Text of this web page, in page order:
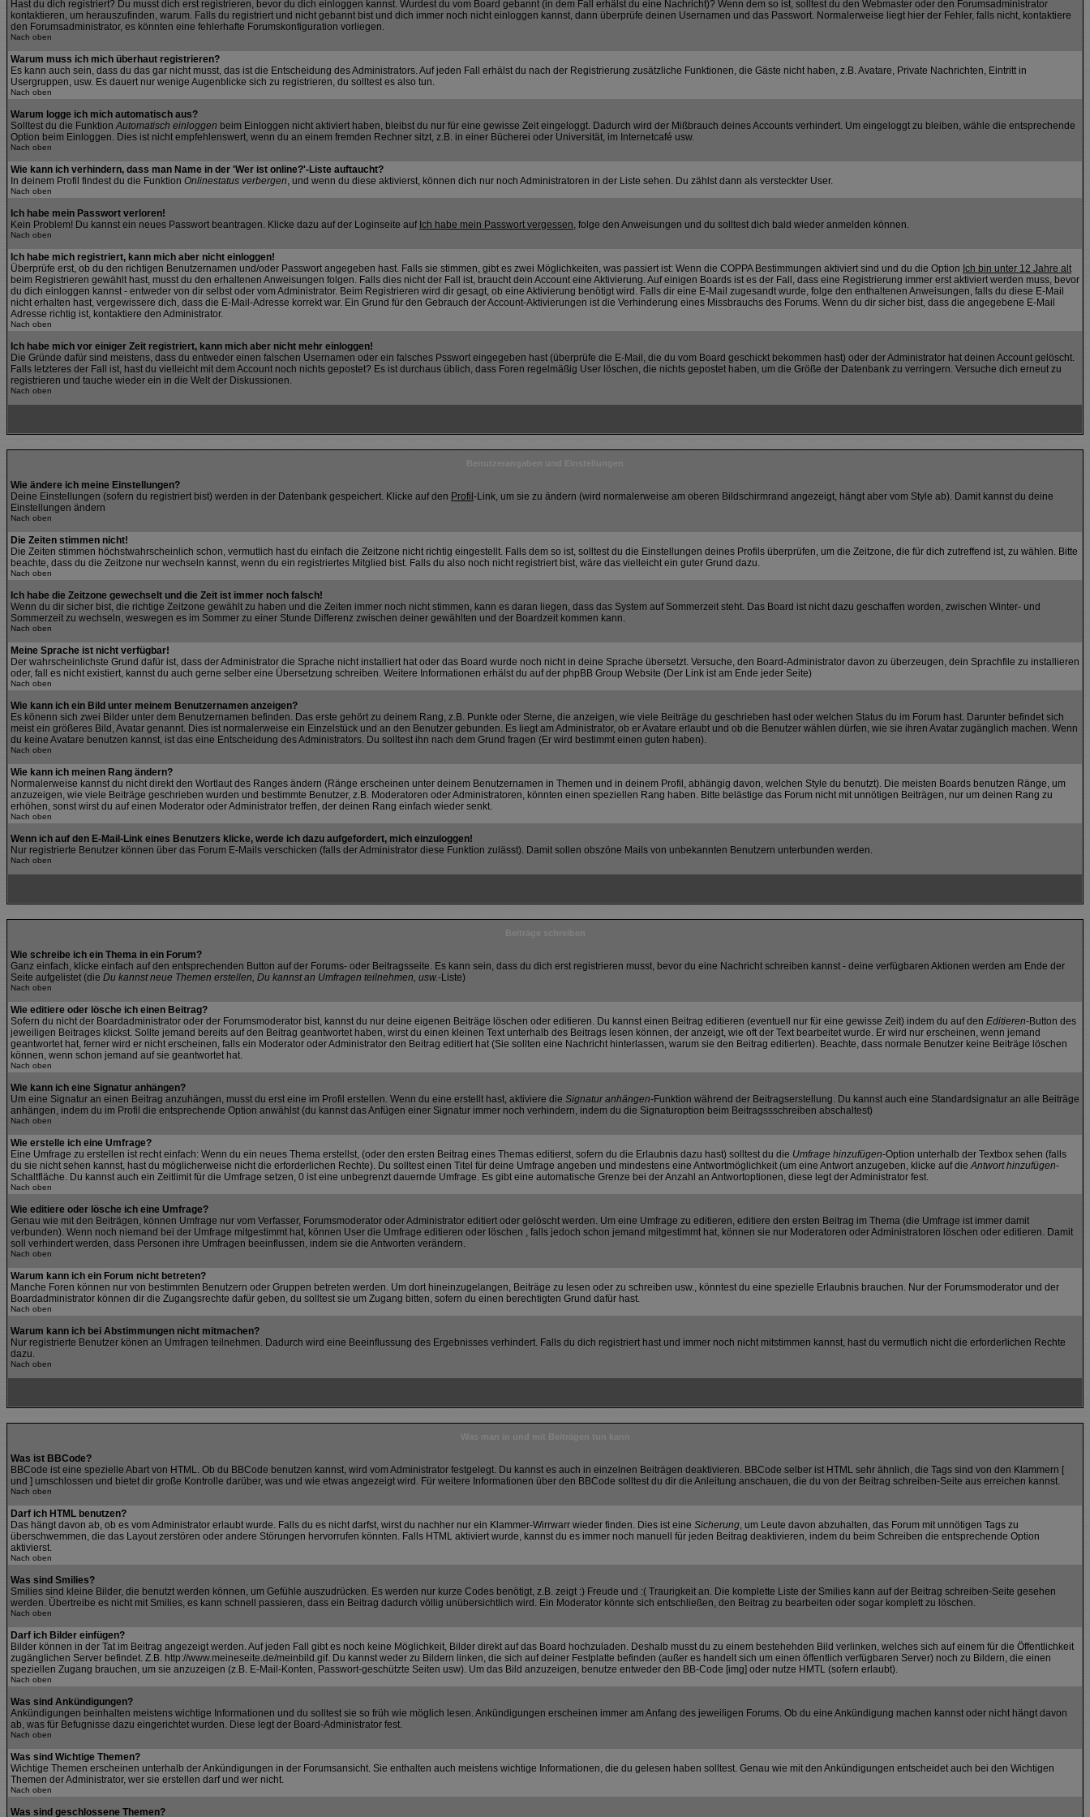
Hast du dich registriert? Du musst dich erst registrieren, bevor du dich einloggen kannst. Wurdest du vom Board gebannt (in dem Fall erhälst du eine Nachricht)? Wenn dem so ist, solltest du den Webmaster oder den Forumsadministrator
kontaktieren, um herauszufinden, warum. Falls du registriert und nicht gebannt bist und dich immer noch nicht einloggen kannst, dann überprüfe deinen Usernamen und das Passwort. Normalerweise liegt hier der Fehler, falls nicht, kontaktiere
den Forumsadministrator, es könnten eine fehlerhafte Forumskonfiguration vorliegen.
Nach oben
Warum muss ich mich überhaut registrieren?
Es kann auch sein, dass du das gar nicht musst, das ist die Entscheidung des Administrators. Auf jeden Fall erhälst du nach der Registrierung zusätzliche Funktionen, die Gäste nicht haben, z.B. Avatare, Private Nachrichten, Eintritt in
Usergruppen, usw. Es dauert nur wenige Augenblicke sich zu registrieren, du solltest es also tun.
Nach oben
Warum logge ich mich automatisch aus?
Solltest du die FunktionAutomatisch einloggen beim Einloggen nicht aktiviert haben, bleibst du nur für eine gewisse Zeit eingeloggt. Dadurch wird der Mißbrauch deines Accounts verhindert. Um eingeloggt zu bleiben, wähle die entsprechende
Option beim Einloggen. Dies ist nicht empfehlenswert, wenn du an einem fremden Rechner sitzt, z.B. in einer Bücherei oder Universität, im Internetcafé usw.
Nach oben
Wie kann ich verhindern, dass man Name in der 'Wer ist online?'-Liste auftaucht?
In deinem Profil findest du die Funktion Onlinestatus verbergen, und wenn du diese aktivierst, können dich nur noch Administratoren in der Liste sehen. Du zählst dann als versteckter User.
Nach oben
Ich habe mein Passwort verloren!
Kein Problem! Du kannst ein neues Passwort beantragen. Klicke dazu auf der Loginseite auf Ich habe mein Passwort vergessen, folge den Anweisungen und du solltest dich bald wieder anmelden können.
Nach oben
Ich habe mich registriert, kann mich aber nicht einloggen!
Überprüfe erst, ob du den richtigen Benutzernamen und/oder Passwort angegeben hast. Falls sie stimmen, gibt es zwei Möglichkeiten, was passiert ist: Wenn die COPPA Bestimmungen aktiviert sind und du die Option Ich bin unter 12 Jahre alt
beim Registrieren gewählt hast, musst du den erhaltenen Anweisungen folgen. Falls dies nicht der Fall ist, braucht dein Account eine Aktivierung. Auf einigen Boards ist es der Fall, dass eine Registrierung immer erst aktiviert werden muss, bevor
du dich einloggen kannst - entweder von dir selbst oder vom Administrator. Beim Registrieren wird dir gesagt, ob eine Aktivierung benötigt wird. Falls dir eine E-Mail zugesandt wurde, folge den enthaltenen Anweisungen, falls du diese E-Mail
nicht erhalten hast, vergewissere dich, dass die E-Mail-Adresse korrekt war. Ein Grund für den Gebrauch der Account-Aktivierungen ist die Verhinderung eines Missbrauchs des Forums. Wenn du dir sicher bist, dass die angegebene E-Mail
Adresse richtig ist, kontaktiere den Administrator.
Nach oben
Ich habe mich vor einiger Zeit registriert, kann mich aber nicht mehr einloggen!
Die Gründe dafür sind meistens, dass du entweder einen falschen Usernamen oder ein falsches Psswort eingegeben hast (überprüfe die E-Mail, die du vom Board geschickt bekommen hast) oder der Administrator hat deinen Account gelöscht.
Falls letzteres der Fall ist, hast du vielleicht mit dem Account noch nichts gepostet? Es ist durchaus üblich, dass Foren regelmäßig User löschen, die nichts gepostet haben, um die Größe der Datenbank zu verringern. Versuche dich erneut zu
registrieren und tauche wieder ein in die Welt der Diskussionen.
Nach oben
Wie ändere ich meine Einstellungen?
Deine Einstellungen (sofern du registriert bist) werden in der Datenbank gespeichert. Klicke auf den Profil -Link, um sie zu ändern (wird normalerweise am oberen Bildschirmrand angezeigt, hängt aber vom Style ab). Damit kannst du deine
Einstellungen ändern
Nach oben
Die Zeiten stimmen nicht!
Die Zeiten stimmen höchstwahrscheinlich schon, vermutlich hast du einfach die Zeitzone nicht richtig eingestellt. Falls dem so ist, solltest du die Einstellungen deines Profils überprüfen, um die Zeitzone, die für dich zutreffend ist, zu wählen. Bitte
beachte, dass du die Zeitzone nur wechseln kannst, wenn du ein registriertes Mitglied bist. Falls du also noch nicht registriert bist, wäre das vielleicht ein guter Grund dazu.
Nach oben
Ich habe die Zeitzone gewechselt und die Zeit ist immer noch falsch!
Wenn du dir sicher bist, die richtige Zeitzone gewählt zu haben und die Zeiten immer noch nicht stimmen, kann es daran liegen, dass das System auf Sommerzeit steht. Das Board ist nicht dazu geschaffen worden, zwischen Winter- und
Sommerzeit zu wechseln, weswegen es im Sommer zu einer Stunde Differenz zwischen deiner gewählten und der Boardzeit kommen kann.
Nach oben
Meine Sprache ist nicht verfügbar!
Der wahrscheinlichste Grund dafür ist, dass der Administrator die Sprache nicht installiert hat oder das Board wurde noch nicht in deine Sprache übersetzt. Versuche, den Board-Administrator davon zu überzeugen, dein Sprachfile zu installieren
oder, fall es nicht existiert, kannst du auch gerne selber eine Übersetzung schreiben. Weitere Informationen erhälst du auf der phpBB Group Website (Der Link ist am Ende jeder Seite)
Nach oben
Wie kann ich ein Bild unter meinem Benutzernamen anzeigen?
Es könenn sich zwei Bilder unter dem Benutzernamen befinden. Das erste gehört zu deinem Rang, z.B. Punkte oder Sterne, die anzeigen, wie viele Beiträge du geschrieben hast oder welchen Status du im Forum hast. Darunter befindet sich
meist ein größeres Bild, Avatar genannt. Dies ist normalerweise ein Einzelstück und an den Benutzer gebunden. Es liegt am Administrator, ob er Avatare erlaubt und ob die Benutzer wählen dürfen, wie sie ihren Avatar zugänglich machen. Wenn
du keine Avatare benutzen kannst, ist das eine Entscheidung des Administrators. Du solltest ihn nach dem Grund fragen (Er wird bestimmt einen guten haben).
Nach oben
Wie kann ich meinen Rang ändern?
Normalerweise kannst du nicht direkt den Wortlaut des Ranges ändern (Ränge erscheinen unter deinem Benutzernamen in Themen und in deinem Profil, abhängig davon, welchen Style du benutzt). Die meisten Boards benutzen Ränge, um
anzuzeigen, wie viele Beiträge geschrieben wurden und bestimmte Benutzer, z.B. Moderatoren oder Administratoren, könnten einen speziellen Rang haben. Bitte belästige das Forum nicht mit unnötigen Beiträgen, nur um deinen Rang zu
erhöhen, sonst wirst du auf einen Moderator oder Administrator treffen, der deinen Rang einfach wieder senkt.
Nach oben
Wenn ich auf den E-Mail-Link eines Benutzers klicke, werde ich dazu aufgefordert, mich einzuloggen!
Nur registrierte Benutzer können über das Forum E-Mails verschicken (falls der Administrator diese Funktion zulässt). Damit sollen obszöne Mails von unbekannten Benutzern unterbunden werden.
Nach oben
Wie schreibe ich ein Thema in ein Forum?
Ganz einfach, klicke einfach auf den entsprechenden Button auf der Forums- oder Beitragsseite. Es kann sein, dass du dich erst registrieren musst, bevor du eine Nachricht schreiben kannst - deine verfügbaren Aktionen werden am Ende der
Seite aufgelistet (die Du kannst neue Themen erstellen, Du kannst an Umfragen teilnehmen, usw.-Liste)
Nach oben
Wie editiere oder lösche ich einen Beitrag?
Sofern du nicht der Boardadministrator oder der Forumsmoderator bist, kannst du nur deine eigenen Beiträge löschen oder editieren. Du kannst einen Beitrag editieren (eventuell nur für eine gewisse Zeit) indem du auf den Editieren-Button des
jeweiligen Beitrages klickst. Sollte jemand bereits auf den Beitrag geantwortet haben, wirst du einen kleinen Text unterhalb des Beitrags lesen können, der anzeigt, wie oft der Text bearbeitet wurde. Er wird nur erscheinen, wenn jemand
geantwortet hat, ferner wird er nicht erscheinen, falls ein Moderator oder Administrator den Beitrag editiert hat (Sie sollten eine Nachricht hinterlassen, warum sie den Beitrag editierten). Beachte, dass normale Benutzer keine Beiträge löschen
können, wenn schon jemand auf sie geantwortet hat.
Nach oben
Wie kann ich eine Signatur anhängen?
Um eine Signatur an einen Beitrag anzuhängen, musst du erst eine im Profil erstellen. Wenn du eine erstellt hast, aktiviere die Signatur anhängen-Funktion während der Beitragserstellung. Du kannst auch eine Standardsignatur an alle Beiträge
anhängen, indem du im Profil die entsprechende Option anwählst (du kannst das Anfügen einer Signatur immer noch verhindern, indem du die Signaturoption beim Beitragssschreiben abschaltest)
Nach oben
Wie erstelle ich eine Umfrage?
Eine Umfrage zu erstellen ist recht einfach: Wenn du ein neues Thema erstellst, (oder den ersten Beitrag eines Themas editierst, sofern du die Erlaubnis dazu hast) solltest du die Umfrage hinzufügen-Option unterhalb der Textbox sehen (falls
du sie nicht sehen kannst, hast du möglicherweise nicht die erforderlichen Rechte). Du solltest einen Titel für deine Umfrage angeben und mindestens eine Antwortmöglichkeit (um eine Antwort anzugeben, klicke auf dieAntwort hinzufügen-
Schaltfläche. Du kannst auch ein Zeitlimit für die Umfrage setzen, 0 ist eine unbegrenzt dauernde Umfrage. Es gibt eine automatische Grenze bei der Anzahl an Antwortoptionen, diese legt der Administrator fest.
Nach oben
Wie editiere oder lösche ich eine Umfrage?
Genau wie mit den Beiträgen, können Umfrage nur vom Verfasser, Forumsmoderator oder Administrator editiert oder gelöscht werden. Um eine Umfrage zu editieren, editiere den ersten Beitrag im Thema (die Umfrage ist immer damit
verbunden). Wenn noch niemand bei der Umfrage mitgestimmt hat, können User die Umfrage editieren oder löschen , falls jedoch schon jemand mitgestimmt hat, können sie nur Moderatoren oder Administratoren löschen oder editieren. Damit
soll verhindert werden, dass Personen ihre Umfragen beeinflussen, indem sie die Antworten verändern.
Nach oben
Warum kann ich ein Forum nicht betreten?
Manche Foren können nur von bestimmten Benutzern oder Gruppen betreten werden. Um dort hineinzugelangen, Beiträge zu lesen oder zu schreiben usw., könntest du eine spezielle Erlaubnis brauchen. Nur der Forumsmoderator und der
Boardadministrator können dir die Zugangsrechte dafür geben, du solltest sie um Zugang bitten, sofern du einen berechtigten Grund dafür hast.
Nach oben
Warum kann ich bei Abstimmungen nicht mitmachen?
Nur registrierte Benutzer könen an Umfragen teilnehmen. Dadurch wird eine Beeinflussung des Ergebnisses verhindert. Falls du dich registriert hast und immer noch nicht mitstimmen kannst, hast du vermutlich nicht die erforderlichen Rechte
dazu.
Nach oben
Was ist BBCode?
BBCode ist eine spezielle Abart von HTML. Ob du BBCode benutzen kannst, wird vom Administrator festgelegt. Du kannst es auch in einzelnen Beiträgen deaktivieren. BBCode selber ist HTML sehr ähnlich, die Tags sind von den Klammern [
und ] umschlossen und bietet dir große Kontrolle darüber, was und wie etwas angezeigt wird. Für weitere Informationen über den BBCode solltest du dir die Anleitung anschauen, die du von der Beitrag schreiben-Seite aus erreichen kannst.
Nach oben
Darf ich HTML benutzen?
Das hängt davon ab, ob es vom Administrator erlaubt wurde. Falls du es nicht darfst, wirst du nachher nur ein Klammer-Wirrwarr wieder finden. Dies ist eine Sicherung, um Leute davon abzuhalten, das Forum mit unnötigen Tags zu
überschwemmen, die das Layout zerstören oder andere Störungen hervorrufen könnten. Falls HTML aktiviert wurde, kannst du es immer noch manuell für jeden Beitrag deaktivieren, indem du beim Schreiben die entsprechende Option
aktivierst.
Nach oben
Was sind Smilies?
Smilies sind kleine Bilder, die benutzt werden können, um Gefühle auszudrücken. Es werden nur kurze Codes benötigt, z.B. zeigt :) Freude und :( Traurigkeit an. Die komplette Liste der Smilies kann auf der Beitrag schreiben-Seite gesehen
werden. Übertreibe es nicht mit Smilies, es kann schnell passieren, dass ein Beitrag dadurch völlig unübersichtlich wird. Ein Moderator könnte sich entschließen, den Beitrag zu bearbeiten oder sogar komplett zu löschen.
Nach oben
Darf ich Bilder einfügen?
Bilder können in der Tat im Beitrag angezeigt werden. Auf jeden Fall gibt es noch keine Möglichkeit, Bilder direkt auf das Board hochzuladen. Deshalb musst du zu einem bestehehden Bild verlinken, welches sich auf einem für die Öffentlichkeit
zugänglichen Server befindet. Z.B. http://www.meineseite.de/meinbild.gif. Du kannst weder zu Bildern linken, die sich auf deiner Festplatte befinden (außer es handelt sich um einen öffentlich verfügbaren Server) noch zu Bildern, die einen
speziellen Zugang brauchen, um sie anzuzeigen (z.B. E-Mail-Konten, Passwort-geschützte Seiten usw). Um das Bild anzuzeigen, benutze entweder den BB-Code [img] oder nutze HMTL (sofern erlaubt).
Nach oben
Was sind Ankündigungen?
Ankündigungen beinhalten meistens wichtige Informationen und du solltest sie so früh wie möglich lesen. Ankündigungen erscheinen immer am Anfang des jeweiligen Forums. Ob du eine Ankündigung machen kannst oder nicht hängt davon
ab, was für Befugnisse dazu eingerichtet wurden. Diese legt der Board-Administrator fest.
Nach oben
Was sind Wichtige Themen?
Wichtige Themen erscheinen unterhalb der Ankündigungen in der Forumsansicht. Sie enthalten auch meistens wichtige Informationen, die du gelesen haben solltest. Genau wie mit den Ankündigungen entscheidet auch bei den Wichtigen
Themen der Administrator, wer sie erstellen darf und wer nicht.
Nach oben
Was sind geschlossene Themen?